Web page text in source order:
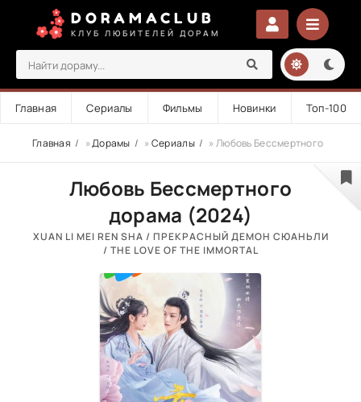
DORAMACLUB
КЛУБ ЛЮБИТЕЛЕЙ ДОРАМ
Главная Сериалы Фильмы Новинки Топ-100
Главная »Дорамы » Сериалы » Любовь Бессмертного
Любовь Бессмертного
дорама (2024)
XUAN LI MEI REN SHA / ПРЕКРАСНЫЙ ДЕМОН СЮАНЬЛИ
/ THE LOVE OF THE IMMORTAL